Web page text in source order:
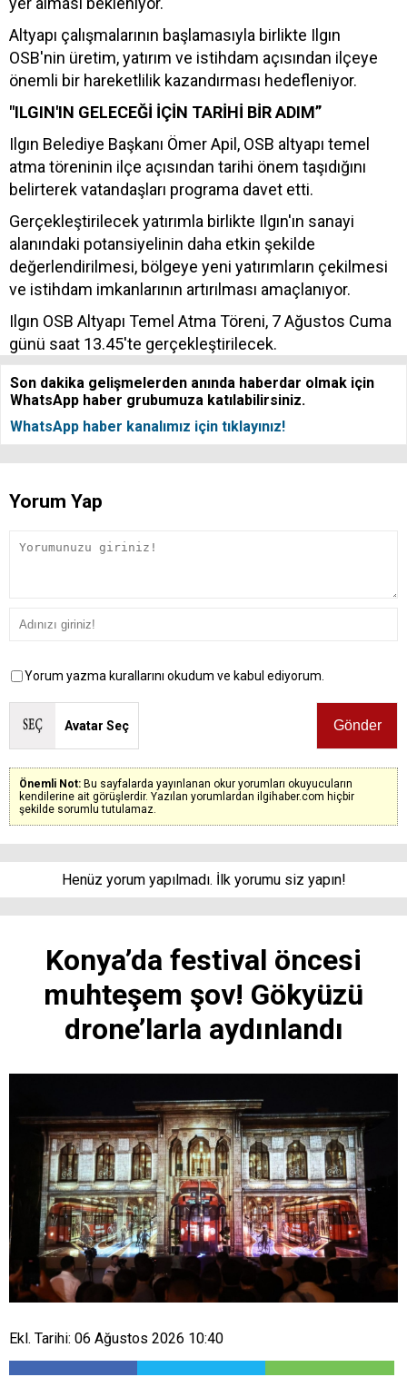
Altyapı çalışmalarının başlamasıyla birlikte Ilgın
OSB'nin üretim, yatırım ve istihdam açısından ilçeye
önemli bir hareketlilik kazandırması hedefleniyor.
"ILGIN'IN GELECEĞİ İÇİN TARİHİ BİR ADIM”
Ilgın Belediye Başkanı Ömer Apil, OSB altyapı temel
atma töreninin ilçe açısından tarihi önem taşıdığını
belirterek vatandaşları programa davet etti.
Gerçekleştirilecek yatırımla birlikte Ilgın'ın sanayi
alanındaki potansiyelinin daha etkin şekilde
değerlendirilmesi, bölgeye yeni yatırımların çekilmesi
ve istihdam imkanlarının artırılması amaçlanıyor.
Ilgın OSB Altyapı Temel Atma Töreni, 7 Ağustos Cuma
günü saat 13.45'te gerçekleştirilecek.
Son dakika gelişmelerden anında haberdar olmak için
WhatsApp haber grubumuza katılabilirsiniz.
WhatsApp haber kanalımız için tıklayınız!
Yorum Yap
Yorum yazma kurallarını okudum ve kabul ediyorum.
Avatar Seç
Önemli Not: Bu sayfalarda yayınlanan okur yorumları okuyucuların
kendilerine ait görüşlerdir. Yazılan yorumlardan ilgihaber.com hiçbir
şekilde sorumlu tutulamaz.
Henüz yorum yapılmadı. İlk yorumu siz yapın!
Konya’da festival öncesi
muhteşem şov! Gökyüzü
drone’larla aydınlandı
Ekl. Tarihi: 06 Ağustos 2026 10:40